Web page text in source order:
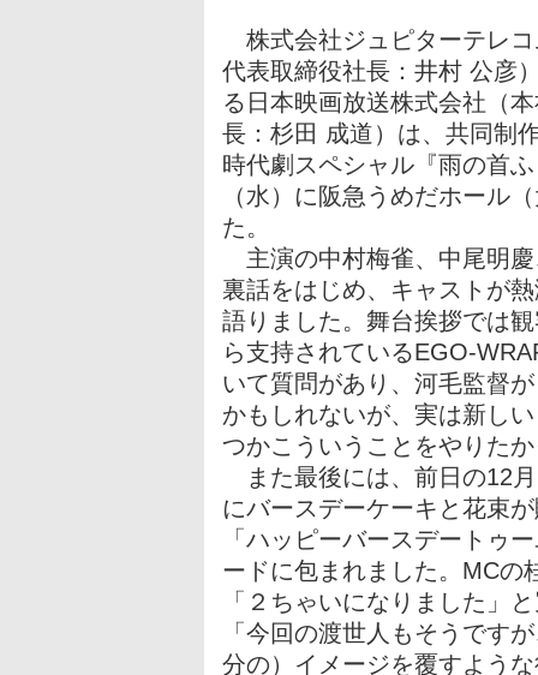
株式会社ジュピターテレ
代表取締役社長：井村 公彦
る日本映画放送株式会社（
長：杉田 成道）は、共同制
時代劇スペシャル『雨の首
（水）に阪急うめだホール
た。
主演の中村梅雀、中尾明
裏話をはじめ、キャストが
語りました。舞台挨拶では
ら支持されているEGO-
いて質問があり、河毛監督
かもしれないが、実は新し
つかこういうことをやりた
また最後には、前日の12
にバースデーケーキと花束
「ハッピーバースデートゥ
ードに包まれました。MCの
「２ちゃいになりました」
「今回の渡世人もそうです
分の）イメージを覆すよう